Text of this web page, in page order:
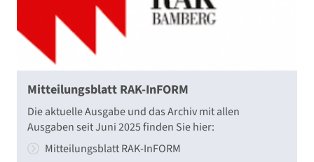
Mitteilungsblatt RAK-InFORM
Die aktuelle Ausgabe und das Archiv mit allen
Ausgaben seit Juni 2025 finden Sie hier:
Mitteilungsblatt RAK-InFORM